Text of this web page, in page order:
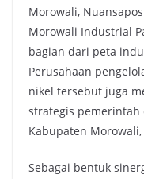
Morowali,
Morowali Industrial
bagian dari peta
Perusahaan
nikel tersebut juga
strategis pemerintah
Kabupaten
Sebagai bentuk